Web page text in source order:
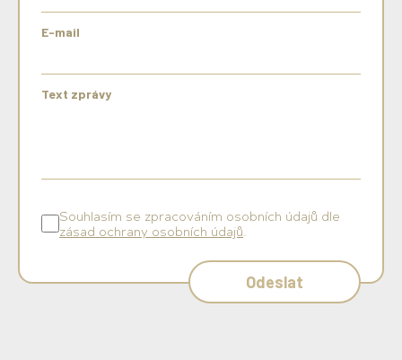
E-mail
Text zprávy
Souhlasím se zpracováním osobních údajů dle
zásad ochrany osobních údajů.
Odeslat